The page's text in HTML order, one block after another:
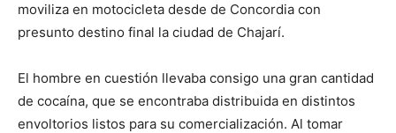
moviliza en motocicleta desde de Concordia con
presunto destino final la ciudad de Chajarí.
El hombre en cuestión llevaba consigo una gran cantidad
de cocaína, que se encontraba distribuida en distintos
envoltorios listos para su comercialización. Al tomar